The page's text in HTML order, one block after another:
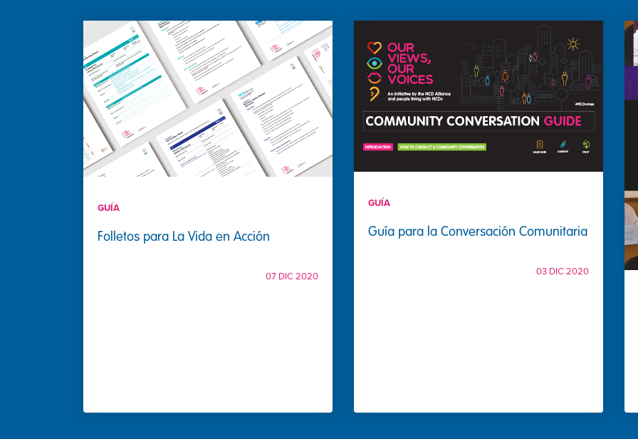
GUÍA
Folletos para La Vida en Acción
07 DIC 2020
GUÍA
Guía para la Conversación Comunitaria
03 DIC 2020